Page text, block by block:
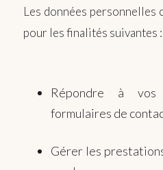
Les données
pour les finalités suivantes :
Répondre à
formulaires de
Gérer les